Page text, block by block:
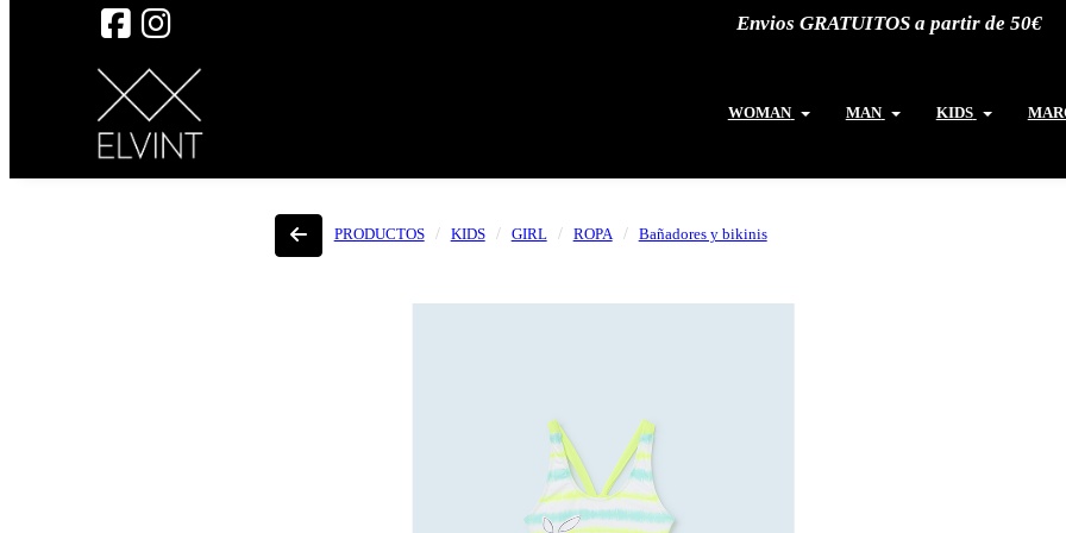
Envios GRATUITOS a partir de 50€
WOMAN MAN KIDS
PRODUCTOS KIDS GIRL ROPA Bañadores y bikinis